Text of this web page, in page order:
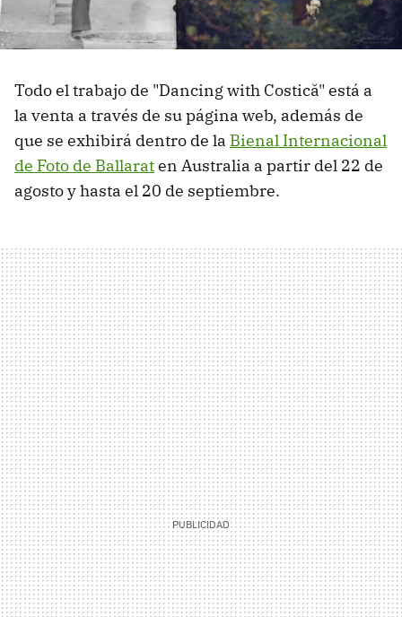
Todo el trabajo de "Dancing with Costică" está a
la venta a través de su página web, además de
que se exhibirá dentro de la Bienal Internacional
de Foto de Ballaraten Australia a partir del 22 de
agosto y hasta el 20 de septiembre.